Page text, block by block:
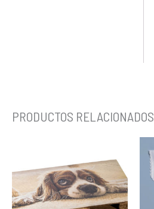
PRODUCTOS RELACIONADOS